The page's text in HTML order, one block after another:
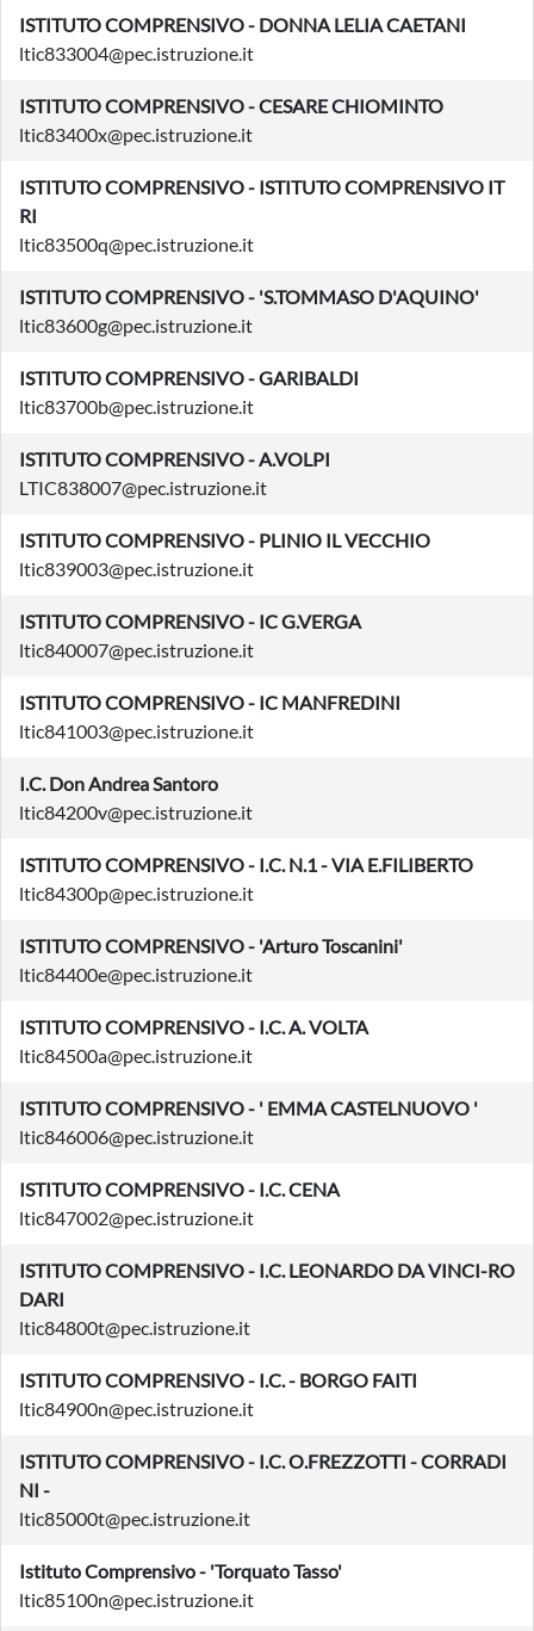
ISTITUTO COMPRENSIVO - DONNA LELIA CAETANI
ltic833004@pec.istruzione.it
ISTITUTO COMPRENSIVO - CESARE CHIOMINTO
ltic83400x@pec.istruzione.it
ISTITUTO COMPRENSIVO - ISTITUTO COMPRENSIVO IT
RI
ltic83500q@pec.istruzione.it
ISTITUTO COMPRENSIVO - 'S.TOMMASO D'AQUINO'
ltic83600g@pec.istruzione.it
ISTITUTO COMPRENSIVO - GARIBALDI
ltic83700b@pec.istruzione.it
ISTITUTO COMPRENSIVO - A.VOLPI
LTIC838007@pec.istruzione.it
ISTITUTO COMPRENSIVO - PLINIO IL VECCHIO
ltic839003@pec.istruzione.it
ISTITUTO COMPRENSIVO - IC G.VERGA
ltic840007@pec.istruzione.it
ISTITUTO COMPRENSIVO - IC MANFREDINI
ltic841003@pec.istruzione.it
I.C. Don Andrea Santoro
ltic84200v@pec.istruzione.it
ISTITUTO COMPRENSIVO - I.C. N.1 - VIA E.FILIBERTO
ltic84300p@pec.istruzione.it
ISTITUTO COMPRENSIVO - 'Arturo Toscanini'
ltic84400e@pec.istruzione.it
ISTITUTO COMPRENSIVO - I.C. A. VOLTA
ltic84500a@pec.istruzione.it
ISTITUTO COMPRENSIVO - ' EMMA CASTELNUOVO '
ltic846006@pec.istruzione.it
ISTITUTO COMPRENSIVO - I.C. CENA
ltic847002@pec.istruzione.it
ISTITUTO COMPRENSIVO - I.C. LEONARDO DA VINCI-RO
DARI
ltic84800t@pec.istruzione.it
ISTITUTO COMPRENSIVO - I.C. - BORGO FAITI
ltic84900n@pec.istruzione.it
ISTITUTO COMPRENSIVO - I.C. O.FREZZOTTI - CORRADI
NI -
ltic85000t@pec.istruzione.it
Istituto Comprensivo - 'Torquato Tasso'
ltic85100n@pec.istruzione.it